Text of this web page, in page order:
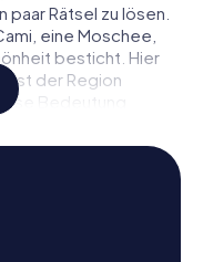
Rätsel zu lösen.
eine Moschee,
besticht. Hier
der Region
Bedeutung
der sich perfekt
eignet.